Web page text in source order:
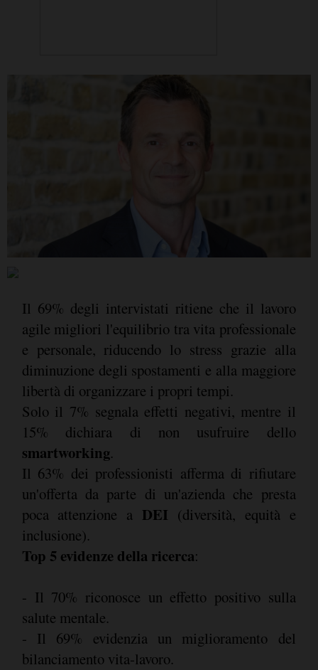
Il 69% degli intervistati ritiene che il lavoro
agile migliori l'equilibrio tra vita professionale
e personale, riducendo lo stress grazie alla
diminuzione degli spostamenti e alla maggiore
libertà di organizzare i propri tempi.
Solo il 7% segnala effetti negativi, mentre il
15% dichiara di non usufruire dello
smartworking.
Il 63% dei professionisti afferma di rifiutare
un'offerta da parte di un'azienda che presta
poca attenzione a DEI (diversità, equità e
inclusione).
Top 5 evidenze della ricerca:
- Il 70% riconosce un effetto positivo sulla
salute mentale.
- Il 69% evidenzia un miglioramento del
bilanciamento vita-lavoro.